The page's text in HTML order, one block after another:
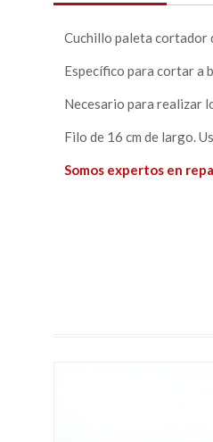
Cuchillo paleta cortador
Específico para cortar a
Necesario para realizar
Filo de 16 cm de largo.
Somos expertos en